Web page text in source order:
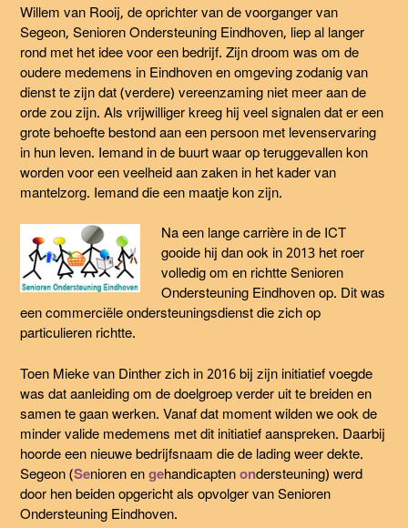
Willem van Rooij, de oprichter van de voorganger van
Segeon, Senioren Ondersteuning Eindhoven, liep al langer
rond met het idee voor een bedrijf. Zijn droom was om de
oudere medemens in Eindhoven en omgeving zodanig van
dienst te zijn dat (verdere) vereenzaming niet meer aan de
orde zou zijn. Als vrijwilliger kreeg hij veel signalen dat er een
grote behoefte bestond aan een persoon met levenservaring
in hun leven. Iemand in de buurt waar op teruggevallen kon
worden voor een veelheid aan zaken in het kader van
mantelzorg. Iemand die een maatje kon zijn.
Na een lange carrière in de ICT
gooide hij dan ook in 2013 het roer
volledig om en richtte Senioren
Ondersteuning Eindhoven op. Dit was
een commerciële ondersteuningsdienst die zich op
particulieren richtte.
Toen Mieke van Dinther zich in 2016 bij zijn initiatief voegde
was dat aanleiding om de doelgroep verder uit te breiden en
samen te gaan werken. Vanaf dat moment wilden we ook de
minder valide medemens met dit initiatief aanspreken. Daarbij
hoorde een nieuwe bedrijfsnaam die de lading weer dekte.
Segeon (Senioren engehandicaptenondersteuning) werd
door hen beiden opgericht als opvolger van Senioren
Ondersteuning Eindhoven.